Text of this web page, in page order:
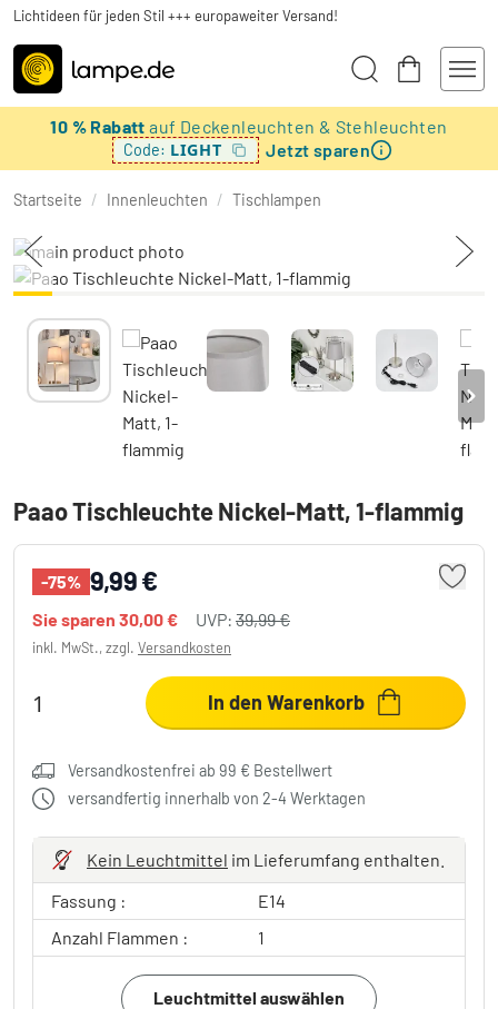
Lichtideen für jeden Stil +++ europaweiter Versand!
10 % Rabattauf Deckenleuchten & Stehleuchten
Code: LIGHT Jetzt sparen
Startseite / Innenleuchten / Tischlampen
Paao Tischleuchte Nickel-Matt, 1-flammig
-75% 9,99 €
Sie sparen 30,00 € UVP: 39,99 €
inkl. MwSt., zzgl. Versandkosten
In den Warenkorb
Versandkostenfrei ab 99 € Bestellwert
versandfertig innerhalb von 2-4 Werktagen
Kein Leuchtmittel im Lieferumfang enthalten.
Fassung :
E14
Anzahl Flammen :
1
Leuchtmittel auswählen